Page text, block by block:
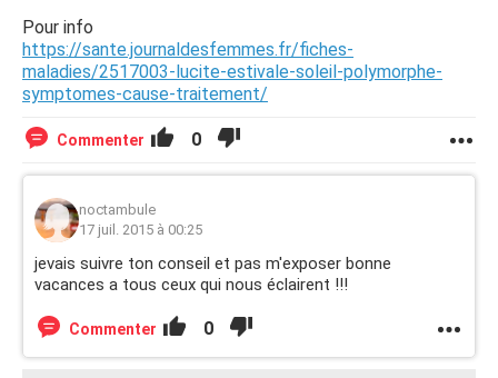
Pour info
https://sante.journaldesfemmes.fr/fiches-
maladies/2517003-lucite-estivale-soleil-polymorphe-
symptomes-cause-traitement/
Commenter 0
noctambule
17 juil. 2015 à 00:25
jevais suivre ton conseil et pas m'exposer bonne
vacances a tous ceux qui nous éclairent !!!
Commenter 0